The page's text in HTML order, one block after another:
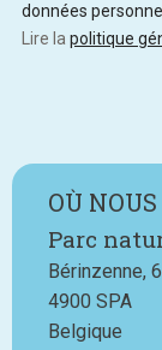
données
Lire la politique
OÙ
Parc
Bérinzenne, 6
4900 SPA
Belgique